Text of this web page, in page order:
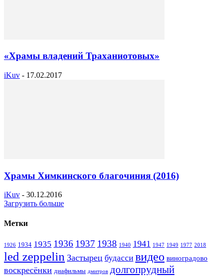
«Храмы владений Траханиотовых»
iKuv - 17.02.2017
Храмы Химкинского благочиния (2016)
iKuv - 30.12.2016
Загрузить больше
Метки
1926 1934 1935 1936 1937 1938 1940 1941 1947 1949 1977 2018
led zeppelin Застырец будасси видео виноградово
воскресёнки диафильмы дмитров долгопрудный